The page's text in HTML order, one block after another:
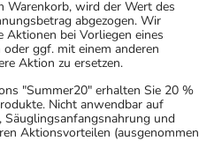
kann auch bei
beeinträchtigt sein.
wenn Sie am Straßenverkehr
(auch im Haushalt) bedienen,
können.
Einnahme von Alkohol.
Warenkorb, wird der Wert des
abgezogen. Wir
Aktionen bei Vorliegen eines
ggf. mit einem anderen
Aktion zu ersetzen.
"Summer20" erhalten Sie 20 %
Nicht anwendbar auf
und
Aktionsvorteilen (ausgenommen